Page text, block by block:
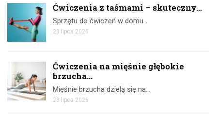
Ćwiczenia z taśmami – skuteczny...
Sprzętu do ćwiczeń w domu…
23 lipca 2026
Ćwiczenia na mięśnie głębokie
brzucha...
Mięśnie brzucha dzielą się na…
23 lipca 2026